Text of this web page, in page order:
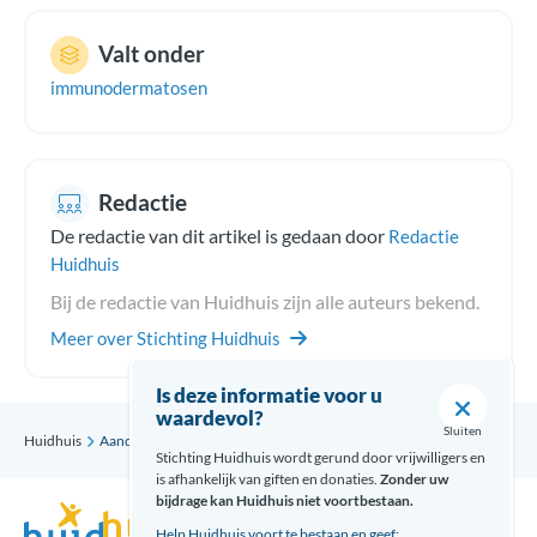
onderarm en soms het gezicht en de nek. Vaak zijn de
aangedane vaten het grootste probleem.
sclerose komt het vaker voor dat de organen, zoals de longen,
nieren en het hart betrokken zijn. De huid op de buik, de
borstkas, de bovenarmen en de schouders is hierbij vaak
Valt onder
immunodermatosen
Redactie
De redactie van dit artikel is gedaan door Redactie
Huidhuis
Bij de redactie van Huidhuis zijn alle auteurs bekend.
Meer over Stichting Huidhuis
Huidhuis Aandoening
Is deze informatie voor u
waardevol?
Sluiten
Stichting Huidhuis wordt gerund door vrijwilligers en
is afhankelijk van giften en donaties. Zonder uw
bijdrage kan Huidhuis niet voortbestaan.